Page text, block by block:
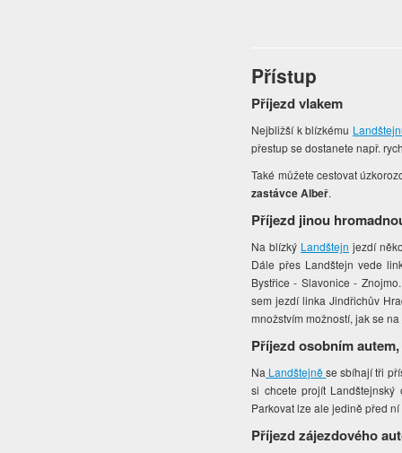
Přístup
Příjezd vlakem
Nejbližší k blízkému
přestup se dostanete např.
Také můžete cestovat
zastávce Albeř.
Příjezd jinou
Na blízký Landštejn jezdí
Dále přes Landštejn vede
Bystřice - Slavonice -
sem jezdí linka Jindřichův
množstvím možností, jak se
Příjezd osobním
Na Landštejněse sbíhají tři
si chcete projít
Parkovat lze ale jedině před
Příjezd zájezdového